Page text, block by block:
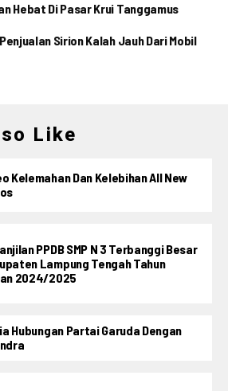
Hebat Di Pasar Krui Tanggamus
Sirion Kalah Jauh Dari Mobil
Like
Kelemahan Dan Kelebihan All New
PPDB SMP N 3 Terbanggi Besar
Lampung Tengah Tahun
2024/2025
Hubungan Partai Garuda Dengan